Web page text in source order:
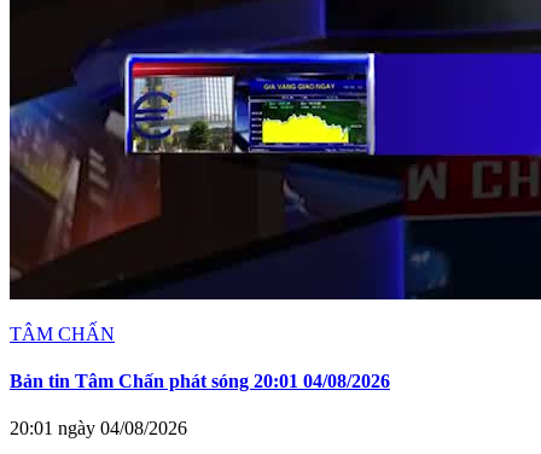
TÂM CHẤN
Bản tin Tâm Chấn phát sóng 20:01 04/08/2026
20:01 ngày 04/08/2026